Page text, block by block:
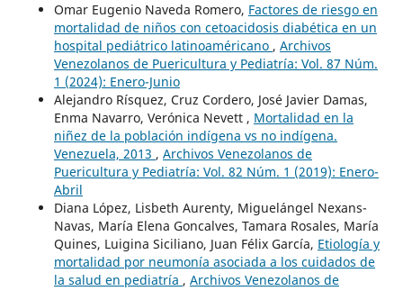
Omar Eugenio Naveda Romero, Factores de riesgo en
mortalidad de niños con cetoacidosis diabética en un
hospital pediátrico latinoaméricano , Archivos
Venezolanos de Puericultura y Pediatría: Vol. 87 Núm.
1 (2024): Enero-Junio
Alejandro Rísquez, Cruz Cordero, José Javier Damas,
Enma Navarro, Verónica Nevett , Mortalidad en la
niñez de la población indígena vs no indígena.
Venezuela, 2013 , Archivos Venezolanos de
Puericultura y Pediatría: Vol. 82 Núm. 1 (2019): Enero-
Abril
Diana López, Lisbeth Aurenty, Miguelángel Nexans-
Navas, María Elena Goncalves, Tamara Rosales, María
Quines, Luigina Siciliano, Juan Félix García, Etiología y
mortalidad por neumonía asociada a los cuidados de
la salud en pediatría , Archivos Venezolanos de